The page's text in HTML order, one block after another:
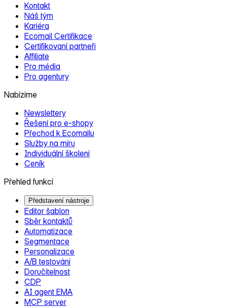
Kontakt
Náš tým
Kariéra
Ecomail Certifikace
Certifikovaní partneři
Affiliate
Pro média
Pro agentury
Nabízíme
Newslettery
Řešení pro e‑shopy
Přechod k Ecomailu
Služby na míru
Individuální školení
Ceník
Přehled funkcí
Představení nástroje
Editor šablon
Sběr kontaktů
Automatizace
Segmentace
Personalizace
A/B testování
Doručitelnost
CDP
AI agent EMA
MCP server